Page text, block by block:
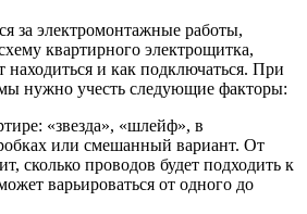
за электромонтажные работы,
квартирного электрощитка,
находиться и как подключаться. При
нужно учесть следующие факторы:
«звезда», «шлейф», в
или смешанный вариант. От
сколько проводов будет подходить к
варьироваться от одного до